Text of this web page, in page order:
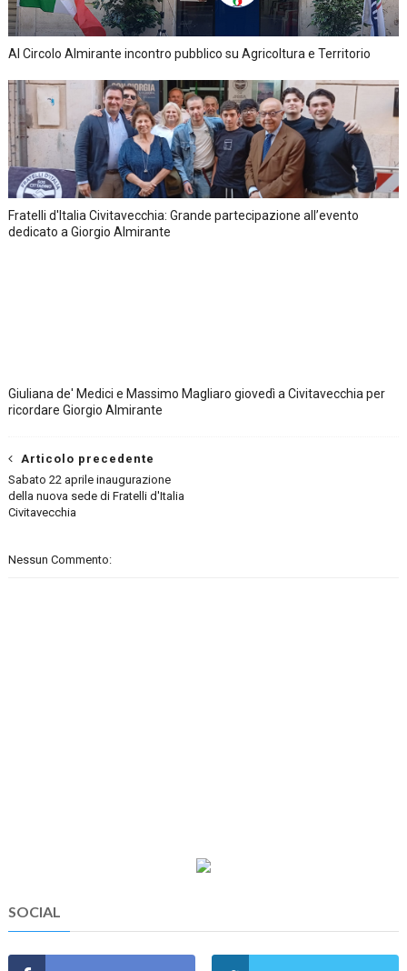
Al Circolo Almirante incontro pubblico su Agricoltura e Territorio
Fratelli d'Italia Civitavecchia: Grande partecipazione all’evento
dedicato a Giorgio Almirante
Giuliana de' Medici e Massimo Magliaro giovedì a Civitavecchia per
ricordare Giorgio Almirante
Articolo precedente
Sabato 22 aprile inaugurazione
della nuova sede di Fratelli d'Italia
Civitavecchia
Nessun Commento:
SOCIAL